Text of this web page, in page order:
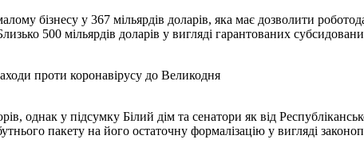
бізнесу у 367 мільярдів доларів, яка має дозволити
500 мільярдів доларів у вигляді гарантованих
проти коронавірусу до Великодня
однак у підсумку Білий дім та сенатори як від
пакету на його остаточну формалізацію у вигляді